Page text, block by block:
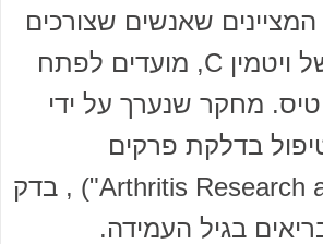
המציינים שאנשים שצורכים
רמות נמוכות של ויטמין C, מועדים לפתח
מחקר שנערך על ידי
בדלקת פרקים
("Arthritis Research and Therapy") , בדק